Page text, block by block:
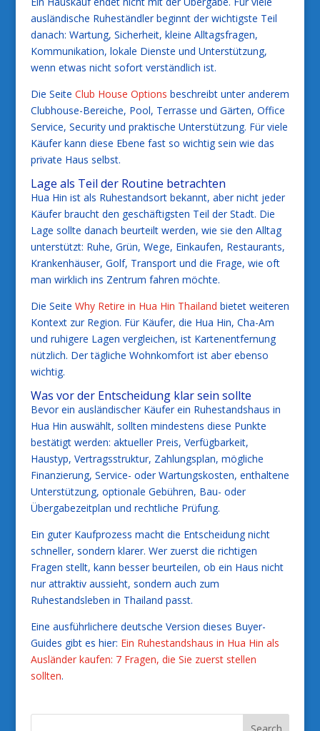
ausländische Ruheständler beginnt der wichtigste Teil
danach: Wartung, Sicherheit, kleine Alltagsfragen,
Kommunikation, lokale Dienste und Unterstützung,
wenn etwas nicht sofort verständlich ist.
Die Seite Club House Options beschreibt unter anderem
Clubhouse-Bereiche, Pool, Terrasse und Gärten, Office
Service, Security und praktische Unterstützung. Für viele
Käufer kann diese Ebene fast so wichtig sein wie das
private Haus selbst.
Lage als Teil der Routine betrachten
Hua Hin ist als Ruhestandsort bekannt, aber nicht jeder
Käufer braucht den geschäftigsten Teil der Stadt. Die
Lage sollte danach beurteilt werden, wie sie den Alltag
unterstützt: Ruhe, Grün, Wege, Einkaufen, Restaurants,
Krankenhäuser, Golf, Transport und die Frage, wie oft
man wirklich ins Zentrum fahren möchte.
Die Seite Why Retire in Hua Hin Thailand bietet weiteren
Kontext zur Region. Für Käufer, die Hua Hin, Cha-Am
und ruhigere Lagen vergleichen, ist Kartenentfernung
nützlich. Der tägliche Wohnkomfort ist aber ebenso
wichtig.
Was vor der Entscheidung klar sein sollte
Bevor ein ausländischer Käufer ein Ruhestandshaus in
Hua Hin auswählt, sollten mindestens diese Punkte
bestätigt werden: aktueller Preis, Verfügbarkeit,
Haustyp, Vertragsstruktur, Zahlungsplan, mögliche
Finanzierung, Service- oder Wartungskosten, enthaltene
Unterstützung, optionale Gebühren, Bau- oder
Übergabezeitplan und rechtliche Prüfung.
Ein guter Kaufprozess macht die Entscheidung nicht
schneller, sondern klarer. Wer zuerst die richtigen
Fragen stellt, kann besser beurteilen, ob ein Haus nicht
nur attraktiv aussieht, sondern auch zum
Ruhestandsleben in Thailand passt.
Eine ausführlichere deutsche Version dieses Buyer-
Guides gibt es hier: Ein Ruhestandshaus in Hua Hin als
Ausländer kaufen: 7 Fragen, die Sie zuerst stellen
sollten.